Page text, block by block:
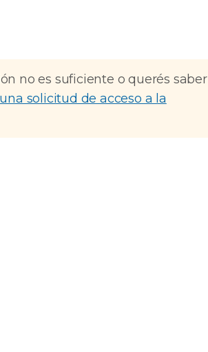
no es suficiente o querés saber
solicitud de acceso a la